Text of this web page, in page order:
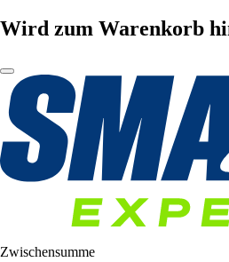
Wird zum Warenkorb
Zwischensumme